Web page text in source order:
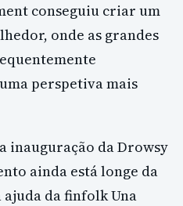
conseguiu criar um
onde as grandes
perspetiva mais
inauguração da Drowsy
ainda está longe da
ajuda da finfolk Una